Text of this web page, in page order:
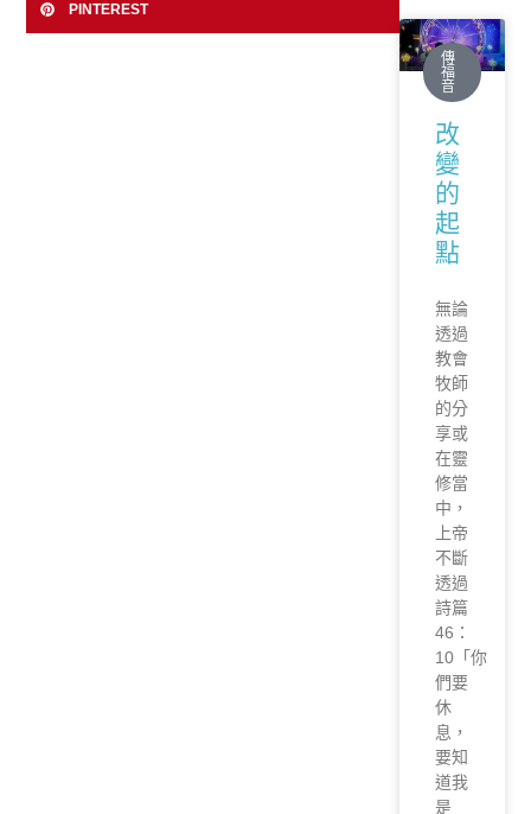
PINTEREST
傳
福
音
改
變
的
起
點
無論
透過
教會
牧師
的分
享或
在靈
修當
中，
上帝
不斷
透過
詩篇
46：
10「你
們要
休
息，
要知
道我
是